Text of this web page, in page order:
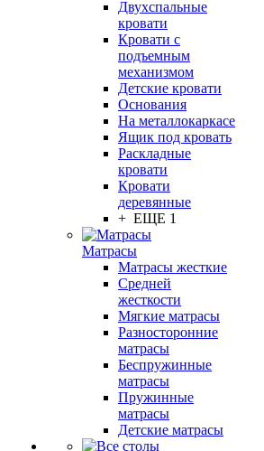
Двухспальные
кровати
Кровати с
подъемным
механизмом
Детские кровати
Основания
На металлокаркасе
Ящик под кровать
Раскладные
кровати
Кровати
деревянные
+ ЕЩЕ 1
Матрасы
Матрасы жесткие
Средней
жесткости
Мягкие матрасы
Разносторонние
матрасы
Беспружинные
матрасы
Пружинные
матрасы
Детские матрасы